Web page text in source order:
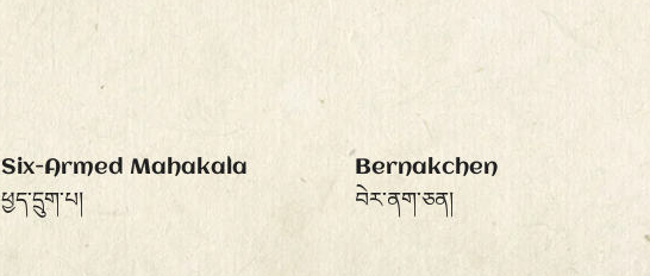
Six-Armed Mahakala
ཕྱད་དྲུག་པ།
Bernakchen
བེར་ནག་ཅན།